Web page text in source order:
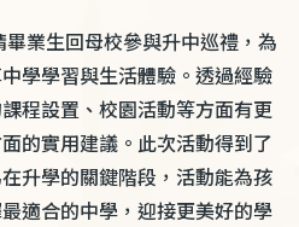
業生回母校參與升中巡禮，為
學學習與生活體驗。透過經驗
程設置、校園活動等方面有更
的實用建議。此次活動得到了
升學的關鍵階段，活動能為孩
適合的中學，迎接更美好的學